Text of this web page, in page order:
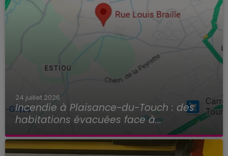
24 juillet 2026
Incendie à Plaisance-du-Touch : des
habitations évacuées face à...